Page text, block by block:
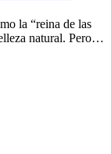
la “reina de las
natural. Pero…